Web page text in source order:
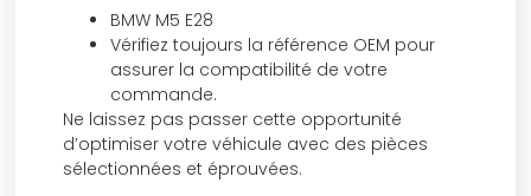
BMW M5 E28
Vérifiez toujours la référence OEM pour
assurer la compatibilité de votre
commande.
Ne laissez pas passer cette opportunité
d’optimiser votre véhicule avec des pièces
sélectionnées et éprouvées.